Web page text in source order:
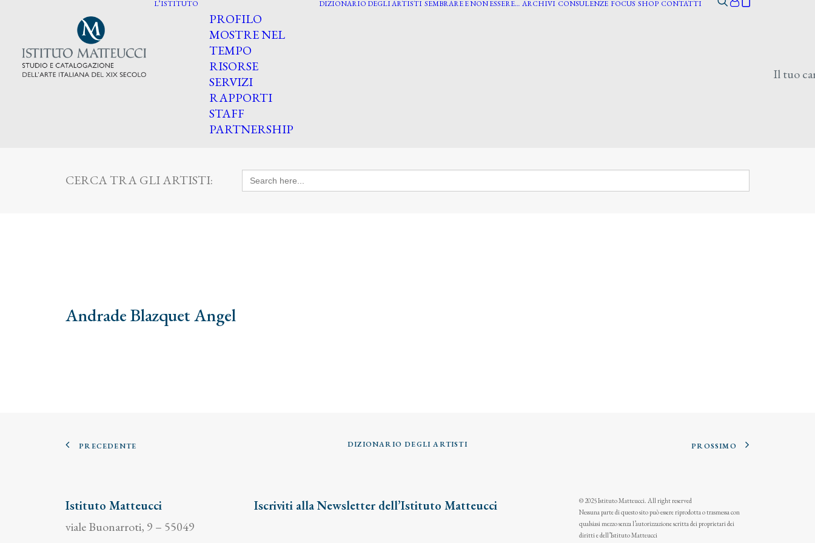
L’ISTITUTO
PROFILO
MOSTRE NEL
TEMPO
RISORSE
SERVIZI
RAPPORTI
STAFF
PARTNERSHIP
DIZIONARIO DEGLI ARTISTI SEMBRARE E NON ESSERE… ARCHIVI CONSULENZE FOCUS SHOP CONTATTI
Il tuo
CERCA TRA GLI ARTISTI: Search
for:
Andrade Blazquet Angel
PRECEDENTE DIZIONARIO DEGLI ARTISTI PROSSIMO
Istituto Matteucci
viale Buonarroti, 9 – 55049
Iscriviti alla Newsletter dell’Istituto Matteucci
© 2025 Istituto Matteucci. All right reserved
Nessuna parte di questo sito può essere riprodotta o trasmessa con
qualsiasi mezzo senza l’autorizzazione scritta dei proprietari dei
diritti e dell’Istituto Matteucci